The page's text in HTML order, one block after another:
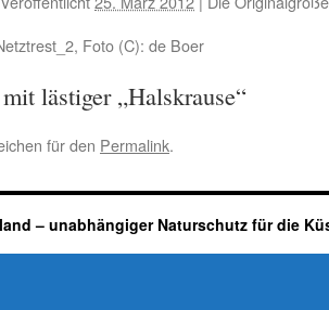
Foto (C): de Boer
lästiger „Halskrause“
für den Permalink.
– unabhängiger Naturschutz für die